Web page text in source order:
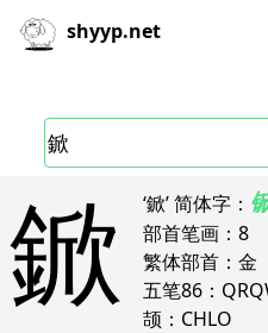
shyyp.net
鍁 ‘鍁’简体字：
部首笔画： 8
繁体部首： 金
五笔86：
颉： CHLO